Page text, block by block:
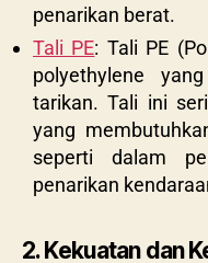
penarikan berat.
Tali PE: Tali PE
polyethylene
tarikan. Tali ini
yang
seperti dalam
penarikan
2. Kekuatan dan